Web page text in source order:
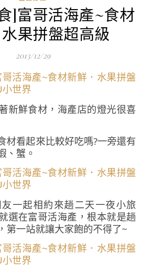
]富哥活海產~食材
果拼盤超高級
2013/12/29
新鮮食材，海產店的燈光很喜
材看起來比較好吃嗎?一旁還有
、蟹。
一起相約來趟二天一夜小旅
選在富哥活海產，根本就是趟
第一站就讓大家飽的不得了~